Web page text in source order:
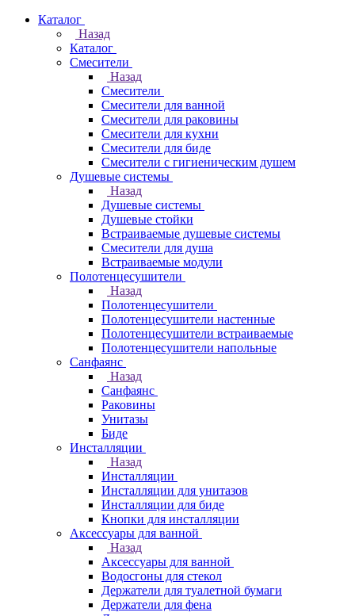
Каталог
Назад
Каталог
Смесители
Назад
Смесители
Смесители для ванной
Смесители для раковины
Смесители для кухни
Смесители для биде
Смесители с гигиеническим душем
Душевые системы
Назад
Душевые системы
Душевые стойки
Встраиваемые душевые системы
Смесители для душа
Встраиваемые модули
Полотенцесушители
Назад
Полотенцесушители
Полотенцесушители настенные
Полотенцесушители встраиваемые
Полотенцесушители напольные
Санфаянс
Назад
Санфаянс
Раковины
Унитазы
Биде
Инсталляции
Назад
Инсталляции
Инсталляции для унитазов
Инсталляции для биде
Кнопки для инсталляции
Аксессуары для ванной
Назад
Аксессуары для ванной
Водосгоны для стекол
Держатели для туалетной бумаги
Держатели для фена